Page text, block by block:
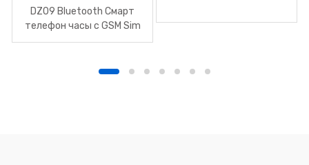
DZ09 Bluetooth Смарт
телефон часы с GSM Sim
карт для IOS и Android